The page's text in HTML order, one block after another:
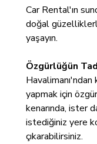
Car Rental'ın
doğal
yaşayın.
Özgürlüğün
Havalimanı'ndan
yapmak için
kenarında, ister
istediğiniz yere
çıkarabilirsiniz.